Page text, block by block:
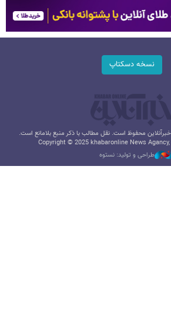
نسخه دسکتاپ
محفوظ است. نقل مطالب با ذکر منبع بلامانع است.
Copyright © 2025 khabaronline News
طراحی و تولید: نستوه